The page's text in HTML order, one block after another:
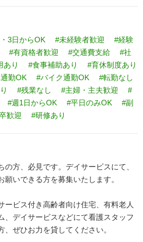
3日からOK #未経験者歓迎
#経験
#有資格者歓迎 #交通費支給
#社
あり #食事補助あり
#育休制度あり
勤OK #バイク通勤OK
#転勤なし
#残業なし #主婦・主夫歓迎
#
#週1日からOK #平日のみOK
#副
歓迎 #研修あり
の方、必見です。デイサービスにて、
いできる方を募集いたします。
ービス付き高齢者向け住宅、有料老人
、デイサービスなどにて看護スタッフ
、ぜひお力を貸してください。